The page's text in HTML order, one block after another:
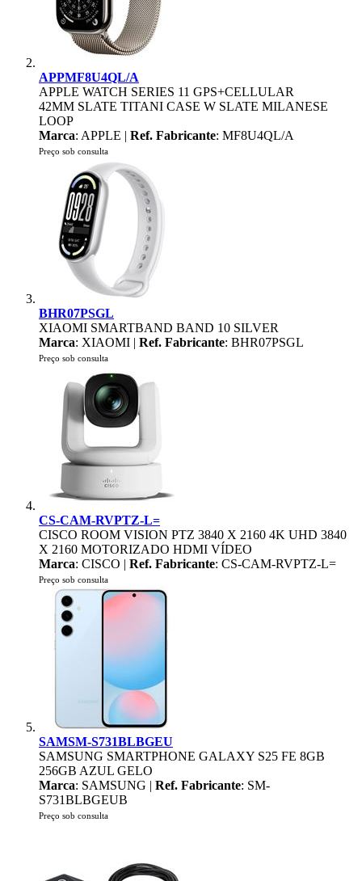
APPMF8U4QL/A
APPLE WATCH SERIES 11 GPS+CELLULAR
42MM SLATE TITANI CASE W SLATE MILANESE
LOOP
Marca: APPLE | Ref. Fabricante: MF8U4QL/A
Preço sob consulta
BHR07PSGL
XIAOMI SMARTBAND BAND 10 SILVER
Marca: XIAOMI | Ref. Fabricante: BHR07PSGL
Preço sob consulta
CS-CAM-RVPTZ-L=
CISCO ROOM VISION PTZ 3840 X 2160 4K UHD 3840
X 2160 MOTORIZADO HDMI VÍDEO
Marca: CISCO | Ref. Fabricante: CS-CAM-RVPTZ-L=
Preço sob consulta
SAMSM-S731BLBGEU
SAMSUNG SMARTPHONE GALAXY S25 FE 8GB
256GB AZUL GELO
Marca: SAMSUNG | Ref. Fabricante: SM-
S731BLBGEUB
Preço sob consulta